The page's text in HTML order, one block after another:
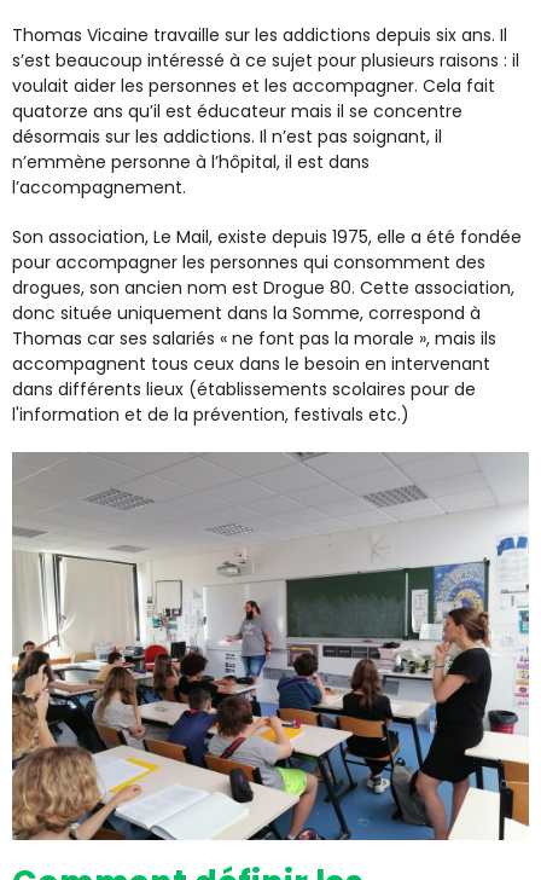
Thomas Vicaine travaille sur les addictions depuis six ans. Il
s’est beaucoup intéressé à ce sujet pour plusieurs raisons : il
voulait aider les personnes et les accompagner. Cela fait
quatorze ans qu’il est éducateur mais il se concentre
désormais sur les addictions. Il n’est pas soignant, il
n’emmène personne à l’hôpital, il est dans
l’accompagnement.
Son association, Le Mail, existe depuis 1975, elle a été fondée
pour accompagner les personnes qui consomment des
drogues, son ancien nom est Drogue 80. Cette association,
donc située uniquement dans la Somme, correspond à
Thomas car ses salariés « ne font pas la morale », mais ils
accompagnent tous ceux dans le besoin en intervenant
dans différents lieux (établissements scolaires pour de
l'information et de la prévention, festivals etc.)